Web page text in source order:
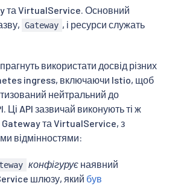
та VirtualService. Основний
Gateway , і ресурси служать
використати досвід різних
ingress, включаючи Istio, щоб
нейтральний до
Ці API зазвичай виконують ті ж
Gateway та VirtualService, з
відмінностями:
конфігуруєнаявний
шлюзу, який був